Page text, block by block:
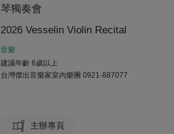
琴獨奏會
2026 Vesselin Violin Recital
音樂
建議年齡 6歲以上
台灣傑出音樂家室內樂團 0921-887077
主辦專頁